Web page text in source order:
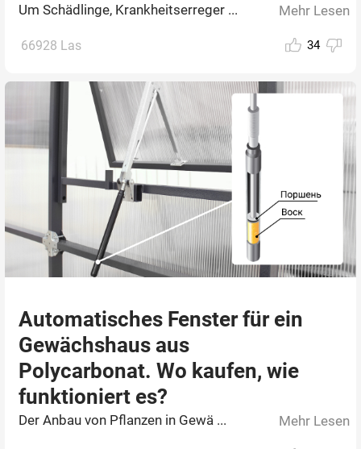
Um Schädlinge, Krankheitserreger ... Mehr Lesen
66928 Las 34
Automatisches Fenster für ein
Gewächshaus aus
Polycarbonat. Wo kaufen, wie
funktioniert es?
Der Anbau von Pflanzen in Gewä ... Mehr Lesen